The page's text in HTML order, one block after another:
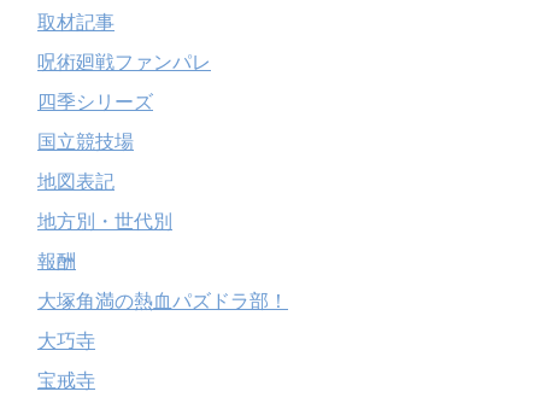
取材記事
呪術廻戦ファンパレ
四季シリーズ
国立競技場
地図表記
地方別・世代別
報酬
大塚角満の熱血パズドラ部！
大巧寺
宝戒寺